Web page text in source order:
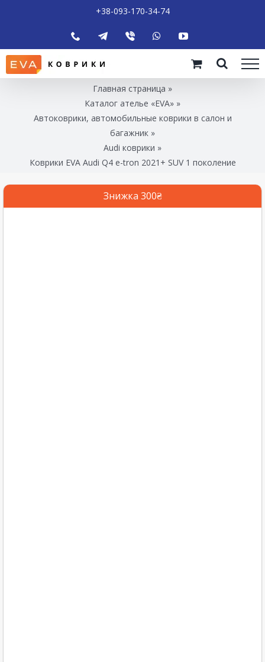
+38-093-170-34-74
Главная страница »
Каталог ателье «EVA» »
Автоковрики, автомобильные коврики в салон и
багажник »
Audi коврики »
Коврики EVA Audi Q4 e-tron 2021+ SUV 1 поколение
Знижка 300₴